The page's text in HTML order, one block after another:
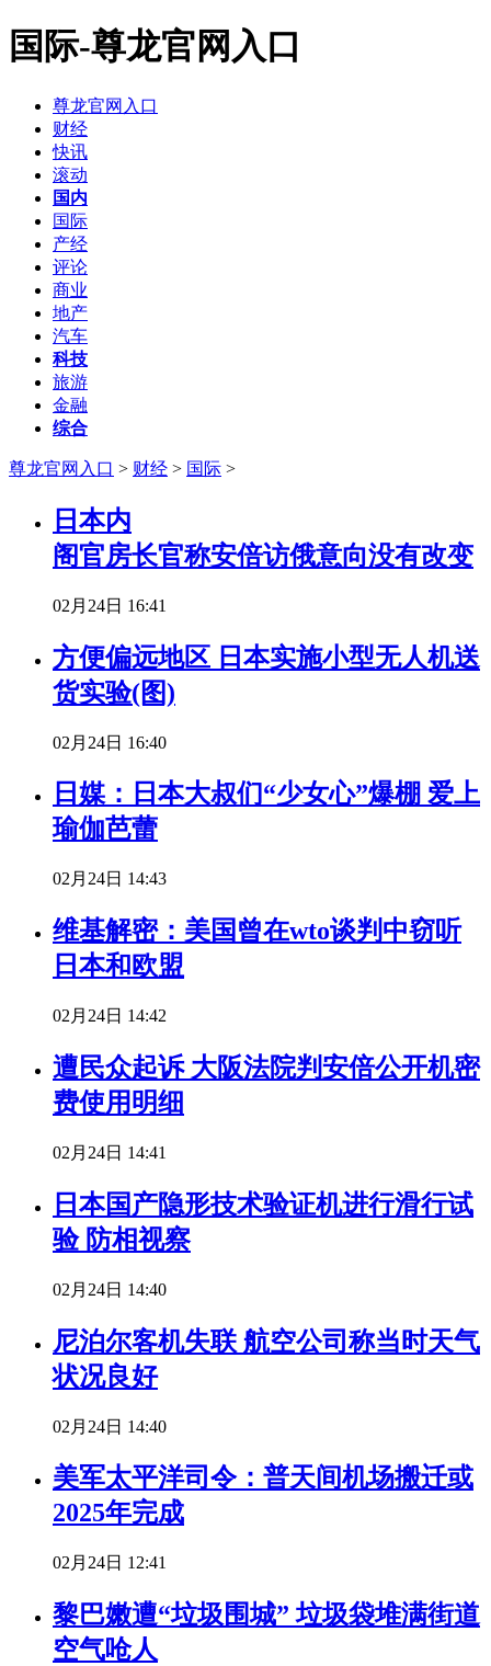
国际-尊龙官网入口
尊龙官网入口
财经
快讯
滚动
国内
国际
产经
评论
商业
地产
汽车
科技
旅游
金融
综合
尊龙官网入口 > 财经 > 国际 >
日本内
阁官房长官称安倍访俄意向没有改变
02月24日 16:41
方便偏远地区 日本实施小型无人机送
货实验(图)
02月24日 16:40
日媒：日本大叔们“少女心”爆棚 爱上
瑜伽芭蕾
02月24日 14:43
维基解密：美国曾在wto谈判中窃听
日本和欧盟
02月24日 14:42
遭民众起诉 大阪法院判安倍公开机密
费使用明细
02月24日 14:41
日本国产隐形技术验证机进行滑行试
验 防相视察
02月24日 14:40
尼泊尔客机失联 航空公司称当时天气
状况良好
02月24日 14:40
美军太平洋司令：普天间机场搬迁或
2025年完成
02月24日 12:41
黎巴嫩遭“垃圾围城” 垃圾袋堆满街道
空气呛人